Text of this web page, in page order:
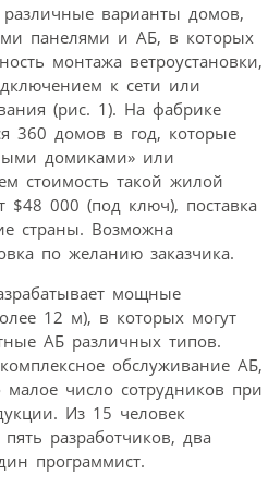
различные варианты домов,
панелями и АБ, в которых
монтажа ветроустановки,
к сети или
(рис. 1). На фабрике
360 домов в год, которые
домиками» или
стоимость такой жилой
$48 000 (под ключ), поставка
страны. Возможна
по желанию заказчика.
мощные
12 м), в которых могут
АБ различных типов.
обслуживание АБ,
малое число сотрудников при
Из 15 человек
разработчиков, два
программист.